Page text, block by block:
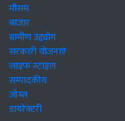
मौसम
बाजार
ग्रामीण उद्द्योग
सरकारी योजनाएं
लाइफ स्टाइल
सम्पादकीय
जॉब्स
डायरेक्टरी